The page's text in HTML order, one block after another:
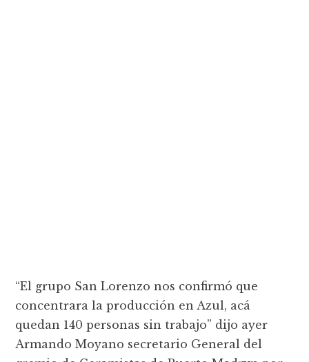
“El grupo San Lorenzo nos confirmó que
concentrara la producción en Azul, acá
quedan 140 personas sin trabajo” dijo ayer
Armando Moyano secretario General del